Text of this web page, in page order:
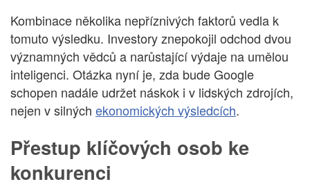
Kombinace několika nepříznivých faktorů vedla k
tomuto výsledku. Investory znepokojil odchod dvou
významných vědců a narůstající výdaje na umělou
inteligenci. Otázka nyní je, zda bude Google
schopen nadále udržet náskok i v lidských zdrojích,
nejen v silných ekonomických výsledcích.
Přestup klíčových osob ke
konkurenci